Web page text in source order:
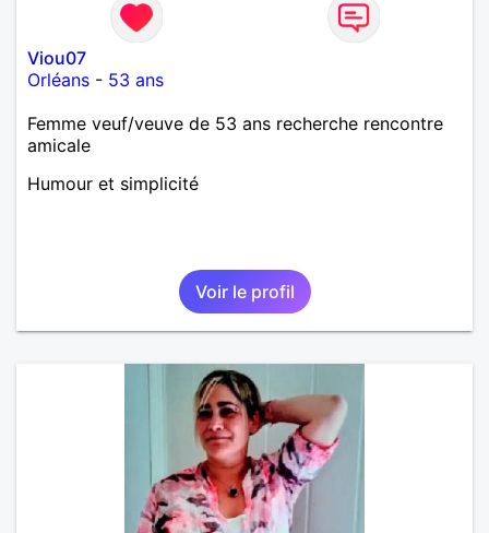
Viou07
Orléans - 53 ans
Femme veuf/veuve de 53 ans recherche rencontre
amicale
Humour et simplicité
Voir le profil